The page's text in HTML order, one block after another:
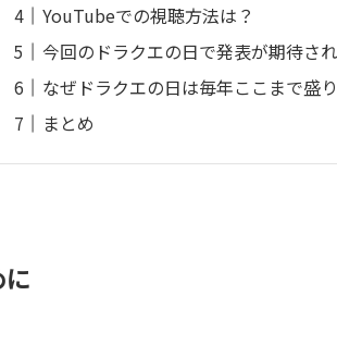
YouTubeでの視聴方法は？
今回のドラクエの日で発表が期待さ
なぜドラクエの日は毎年ここまで盛
まとめ